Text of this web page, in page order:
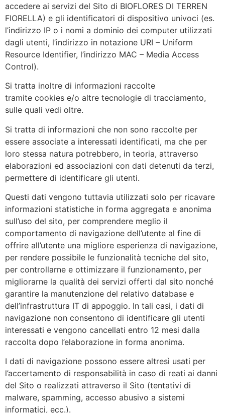
accedere ai servizi del Sito di BIOFLORES DI TERREN
FIORELLA) e gli identificatori di dispositivo univoci (es.
l’indirizzo IP o i nomi a dominio dei computer utilizzati
dagli utenti, l’indirizzo in notazione URI – Uniform
Resource Identifier, l’indirizzo MAC – Media Access
Control).
Si tratta inoltre di informazioni raccolte
tramite cookies e/o altre tecnologie di tracciamento,
sulle quali vedi oltre.
Si tratta di informazioni che non sono raccolte per
essere associate a interessati identificati, ma che per
loro stessa natura potrebbero, in teoria, attraverso
elaborazioni ed associazioni con dati detenuti da terzi,
permettere di identificare gli utenti.
Questi dati vengono tuttavia utilizzati solo per ricavare
informazioni statistiche in forma aggregata e anonima
sull’uso del sito, per comprendere meglio il
comportamento di navigazione dell’utente al fine di
offrire all’utente una migliore esperienza di navigazione,
per rendere possibile le funzionalità tecniche del sito,
per controllarne e ottimizzare il funzionamento, per
migliorarne la qualità dei servizi offerti dal sito nonché
garantire la manutenzione del relativo database e
dell’infrastruttura IT di appoggio. In tali casi, i dati di
navigazione non consentono di identificare gli utenti
interessati e vengono cancellati entro 12 mesi dalla
raccolta dopo l’elaborazione in forma anonima.
I dati di navigazione possono essere altresì usati per
l’accertamento di responsabilità in caso di reati ai danni
del Sito o realizzati attraverso il Sito (tentativi di
malware, spamming, accesso abusivo a sistemi
informatici, ecc.).